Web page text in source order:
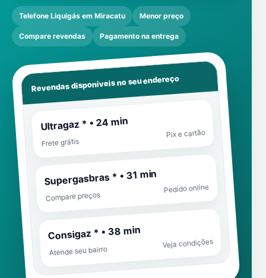
Telefone Liquigás em Miracatu Menor preço
Compare revendas Pagamento na entrega
Revendas disponíveis no seu endereço
Ultragaz * • 24 min
Frete grátis
Pix e cartão
Supergasbras * • 31 min
Compare preços
Pedido online
Consigaz * • 38 min
Atende seu bairro
Veja condições